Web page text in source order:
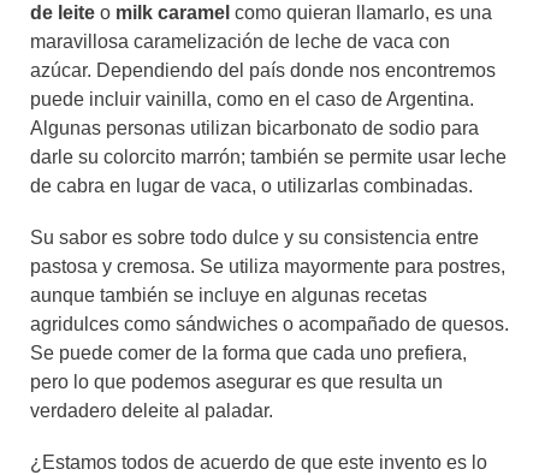
de leite o milk caramel como quieran llamarlo, es una
maravillosa caramelización de leche de vaca con
azúcar. Dependiendo del país donde nos encontremos
puede incluir vainilla, como en el caso de Argentina.
Algunas personas utilizan bicarbonato de sodio para
darle su colorcito marrón; también se permite usar leche
de cabra en lugar de vaca, o utilizarlas combinadas.
Su sabor es sobre todo dulce y su consistencia entre
pastosa y cremosa. Se utiliza mayormente para postres,
aunque también se incluye en algunas recetas
agridulces como sándwiches o acompañado de quesos.
Se puede comer de la forma que cada uno prefiera,
pero lo que podemos asegurar es que resulta un
verdadero deleite al paladar.
¿Estamos todos de acuerdo de que este invento es lo